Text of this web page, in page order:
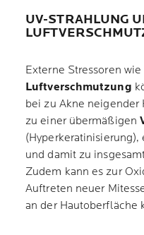
UV-STRAHLUNG
Externe Stressoren wie
Luftverschmutzung
bei zu Akne neigender
zu einer übermäßigen
und damit zu
Zudem kann es zur
Auftreten neuer
an der Hautoberfläche